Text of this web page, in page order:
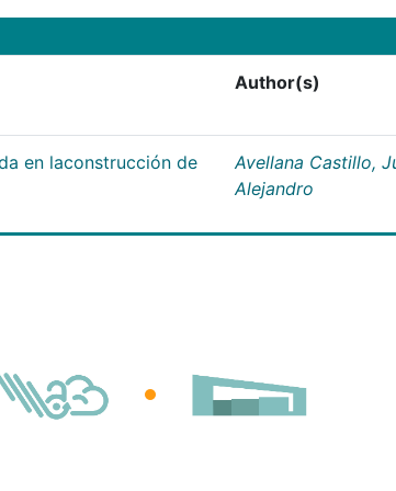
Author(s)
en laconstrucción de
Avellana Castillo,
Alejandro